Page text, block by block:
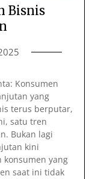
Bisnis
Konsumen
yang
terus berputar,
satu tren
Bukan lagi
kini
yang
saat ini tidak